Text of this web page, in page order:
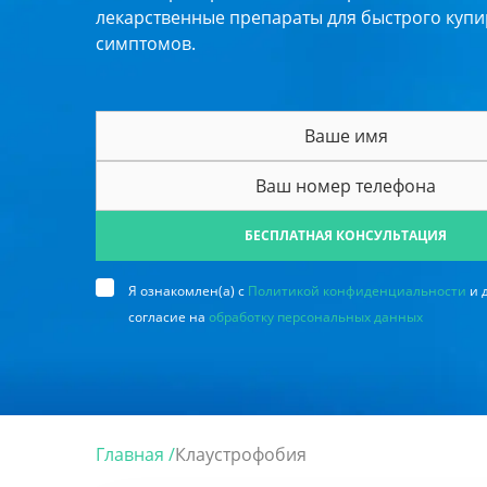
лекарственные препараты для быстрого
симптомов.
БЕСПЛАТНАЯ КОНСУЛЬТАЦИЯ
Я ознакомлен(а) с Политикой конфиденциальности и
согласие на обработку персональных данных
Главная /Клаустрофобия